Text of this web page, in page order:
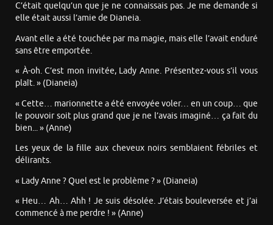
C’était quelqu’un que je ne connaissais pas. Je me demande si
elle était aussi l’amie de Dianeia.
Avant elle a été touchée par ma magie, mais elle l’avait enduré
sans être emportée.
« À-oh. C’est mon invitée, Lady Anne. Présentez-vous s’il vous
plaît. » (Dianeia)
« Cette… marionnette a été envoyée voler… en un coup… que
le pouvoir soit plus grand que je ne l’avais imaginé… ça fait du
bien... » (Anne)
Les yeux de la fille aux cheveux noirs semblaient fébriles et
délirants.
« Lady Anne ? Quel est le problème ? » (Dianeia)
« Heu… Ah… Ahh ! Je suis désolée. J’étais bouleversée et j’ai
commencé à me perdre ! » (Anne)